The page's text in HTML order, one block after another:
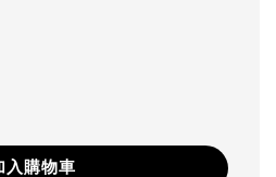
入購物車